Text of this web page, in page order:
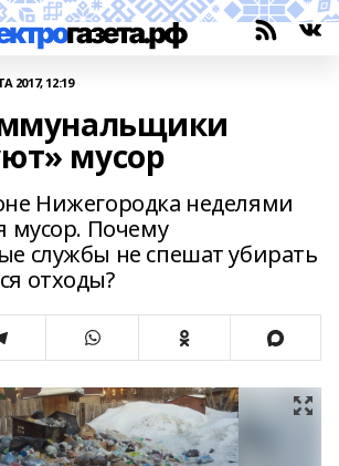
2017, 12:19
мусор
Нижегородка неделями
мусор. Почему
службы не спешат убирать
отходы?